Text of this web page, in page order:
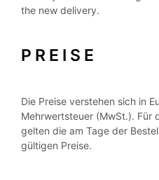
the new delivery.
PREISE
Die Preise verstehen sich in
Mehrwertsteuer (MwSt.). Für
gelten die am Tage der
gültigen Preise.